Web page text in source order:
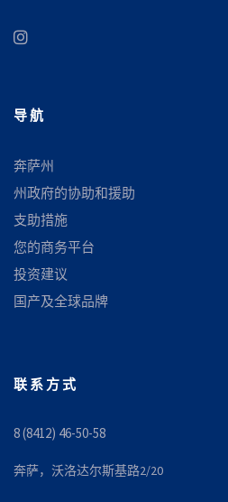
导航
奔萨州
州政府的协助和援助
支助措施
您的商务平台
投资建议
国产及全球品牌
联系方式
8 (8412) 46-50-58
奔萨，沃洛达尔斯基路2/20